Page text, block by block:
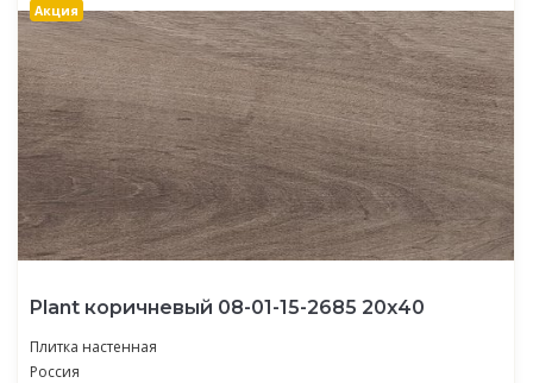
Акция
Plant коричневый 08-01-15-2685 20х40
Плитка настенная
Россия